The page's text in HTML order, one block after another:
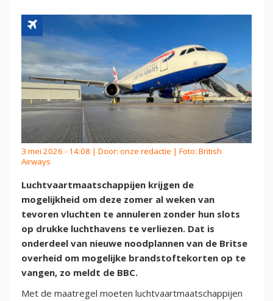
3 mei 2026 - 14:08 | Door: onze redactie | Foto: British
Airways
Luchtvaartmaatschappijen krijgen de
mogelijkheid om deze zomer al weken van
tevoren vluchten te annuleren zonder hun slots
op drukke luchthavens te verliezen. Dat is
onderdeel van nieuwe noodplannen van de Britse
overheid om mogelijke brandstoftekorten op te
vangen, zo meldt de BBC.
Met de maatregel moeten luchtvaartmaatschappijen